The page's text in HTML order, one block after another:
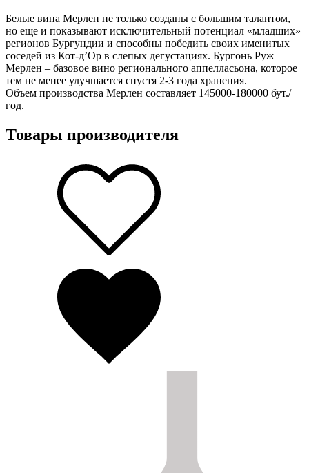
Белые вина Мерлен не только созданы с большим талантом,
но еще и показывают исключительный потенциал «младших»
регионов Бургундии и способны победить своих именитых
соседей из Кот-д’Ор в слепых дегустациях. Бургонь Руж
Мерлен – базовое вино регионального аппелласьона, которое
тем не менее улучшается спустя 2-3 года хранения.
Объем производства Мерлен составляет 145000-180000 бут./
год.
Товары производителя